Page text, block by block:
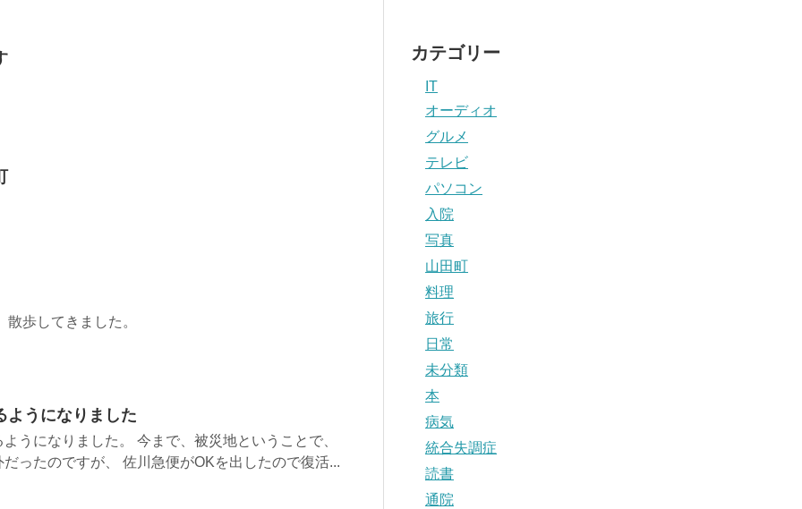
歩してきました。
ようになりました
うになりました。 今まで、被災地ということで、
ったのですが、 佐川急便がOKを出したので復活...
カテゴリー
IT
オーディオ
グルメ
テレビ
パソコン
入院
写真
山田町
料理
旅行
日常
未分類
本
病気
統合失調症
読書
通院